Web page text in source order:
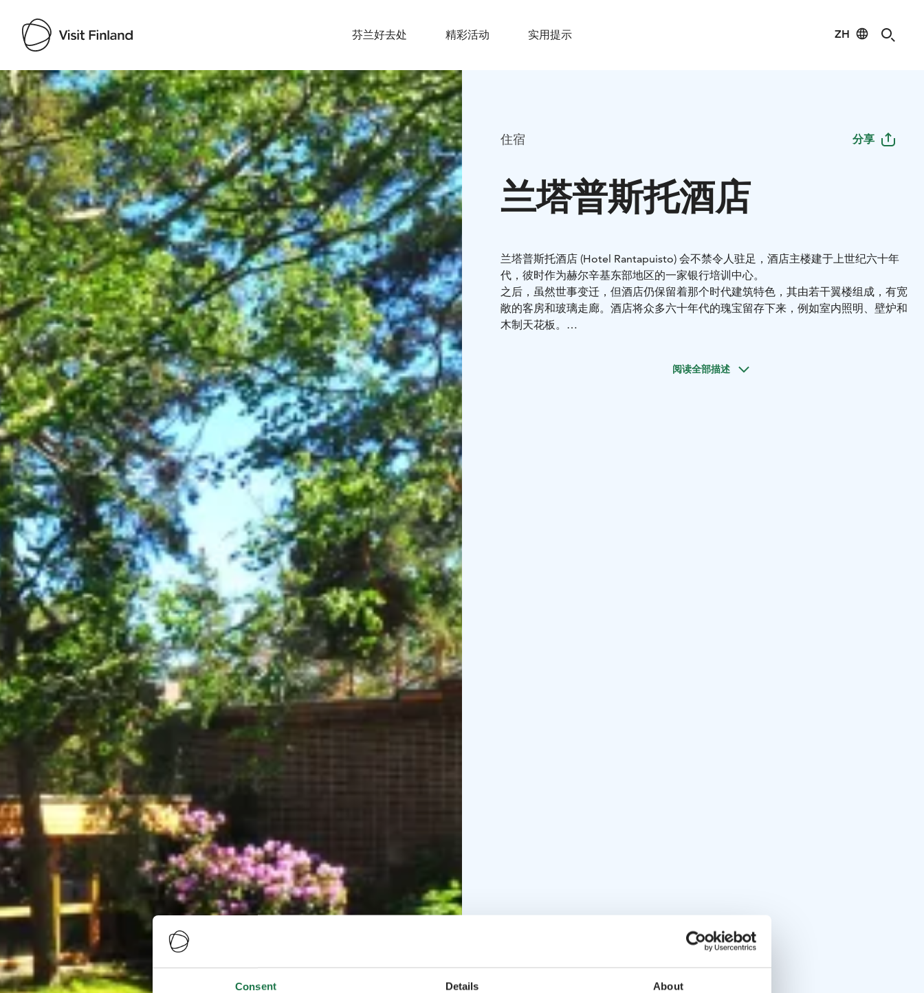
Consent Details About
芬兰好去处 精彩活动 实用提示 ZH
Visit Finland
住宿 分享
兰塔普斯托酒店
兰塔普斯托酒店 (Hotel Rantapuisto) 会不禁令人驻足，酒店主楼建于上世纪六十年
代，彼时作为赫尔辛基东部地区的一家银行培训中心。
之后，虽然世事变迁，但酒店仍保留着那个时代建筑特色，其由若干翼楼组成，有宽
敞的客房和玻璃走廊。酒店将众多六十年代的瑰宝留存下来，例如室内照明、壁炉和
木制天花板。
阅读全部描述